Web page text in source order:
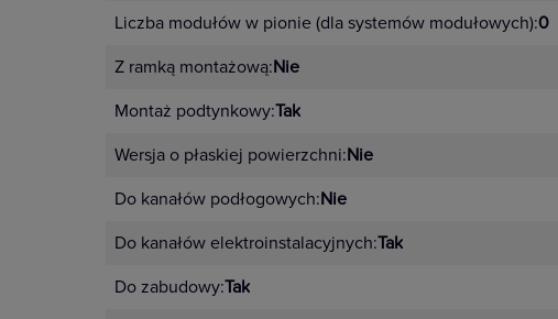
Liczba modułów w pionie (dla systemów modułowych):0
Z ramką montażową:Nie
Montaż podtynkowy:Tak
Wersja o płaskiej powierzchni:Nie
Do kanałów podłogowych:Nie
Do kanałów elektroinstalacyjnych:Tak
Do zabudowy:Tak